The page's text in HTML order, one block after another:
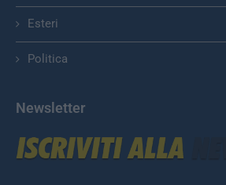
Esteri
Politica
Newsletter